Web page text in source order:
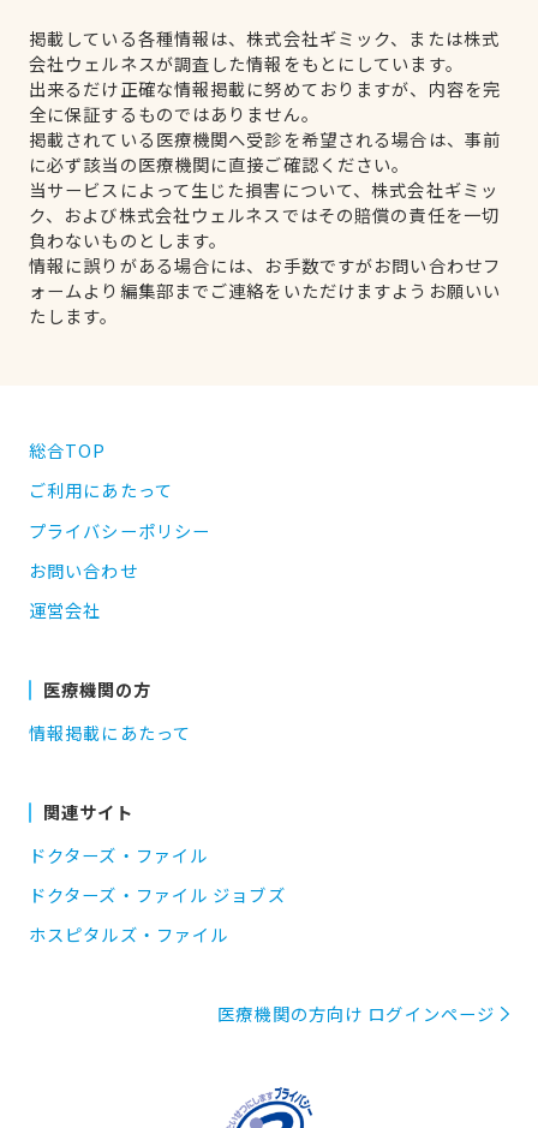
掲載している各種情報は、株式会社ギミック、または株式
会社ウェルネスが調査した情報をもとにしています。
出来るだけ正確な情報掲載に努めておりますが、内容を完
全に保証するものではありません。
掲載されている医療機関へ受診を希望される場合は、事前
に必ず該当の医療機関に直接ご確認ください。
当サービスによって生じた損害について、株式会社ギミッ
ク、および株式会社ウェルネスではその賠償の責任を一切
負わないものとします。
情報に誤りがある場合には、お手数ですがお問い合わせフ
ォームより編集部までご連絡をいただけますようお願いい
たします。
総合TOP
ご利用にあたって
プライバシーポリシー
お問い合わせ
運営会社
医療機関の方
情報掲載にあたって
関連サイト
ドクターズ・ファイル
ドクターズ・ファイル ジョブズ
ホスピタルズ・ファイル
医療機関の方向け ログインページ